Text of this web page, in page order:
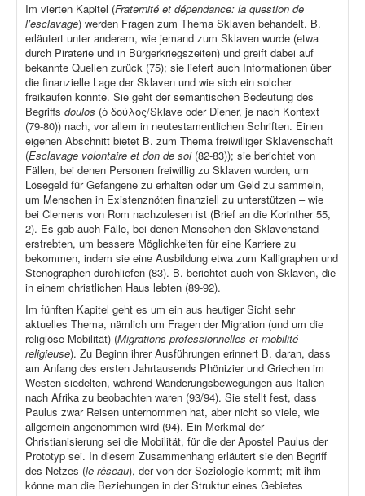
Im vierten Kapitel (Fraternité et dépendance: la question de
l’esclavage) werden Fragen zum Thema Sklaven behandelt. B.
erläutert unter anderem, wie jemand zum Sklaven wurde (etwa
durch Piraterie und in Bürgerkriegszeiten) und greift dabei auf
bekannte Quellen zurück (75); sie liefert auch Informationen über
die finanzielle Lage der Sklaven und wie sich ein solcher
freikaufen konnte. Sie geht der semantischen Bedeutung des
Begriffs doulos (ὁ δούλος/Sklave oder Diener, je nach Kontext
(79-80)) nach, vor allem in neutestamentlichen Schriften. Einen
eigenen Abschnitt bietet B. zum Thema freiwilliger Sklavenschaft
(Esclavage volontaire et don de soi(82-83)); sie berichtet von
Fällen, bei denen Personen freiwillig zu Sklaven wurden, um
Lösegeld für Gefangene zu erhalten oder um Geld zu sammeln,
um Menschen in Existenznöten finanziell zu unterstützen – wie
bei Clemens von Rom nachzulesen ist (Brief an die Korinther 55,
2). Es gab auch Fälle, bei denen Menschen den Sklavenstand
erstrebten, um bessere Möglichkeiten für eine Karriere zu
bekommen, indem sie eine Ausbildung etwa zum Kalligraphen und
Stenographen durchliefen (83). B. berichtet auch von Sklaven, die
in einem christlichen Haus lebten (89-92).
Im fünften Kapitel geht es um ein aus heutiger Sicht sehr
aktuelles Thema, nämlich um Fragen der Migration (und um die
religiöse Mobilität) (Migrations professionnelles et mobilité
religieuse). Zu Beginn ihrer Ausführungen erinnert B. daran, dass
am Anfang des ersten Jahrtausends Phönizier und Griechen im
Westen siedelten, während Wanderungsbewegungen aus Italien
nach Afrika zu beobachten waren (93/94). Sie stellt fest, dass
Paulus zwar Reisen unternommen hat, aber nicht so viele, wie
allgemein angenommen wird (94). Ein Merkmal der
Christianisierung sei die Mobilität, für die der Apostel Paulus der
Prototyp sei. In diesem Zusammenhang erläutert sie den Begriff
des Netzes (le réseau), der von der Soziologie kommt; mit ihm
könne man die Beziehungen in der Struktur eines Gebietes